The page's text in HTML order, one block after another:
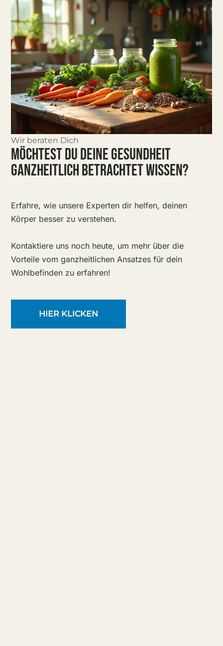
Wir beraten Dich
MÖCHTEST DU DEINE GESUNDHEIT
GANZHEITLICH BETRACHTET WISSEN?
Erfahre, wie unsere Experten dir helfen, deinen
Körper besser zu verstehen.
Kontaktiere uns noch heute, um mehr über die
Vorteile vom ganzheitlichen Ansatzes für dein
Wohlbefinden zu erfahren!
HIER KLICKEN